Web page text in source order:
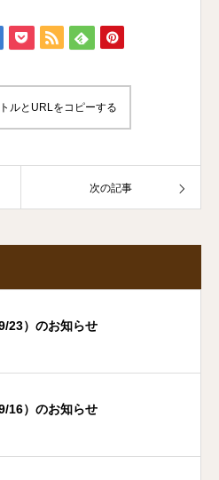
ルとURLをコピーする
次の記事
23）のお知らせ
16）のお知らせ